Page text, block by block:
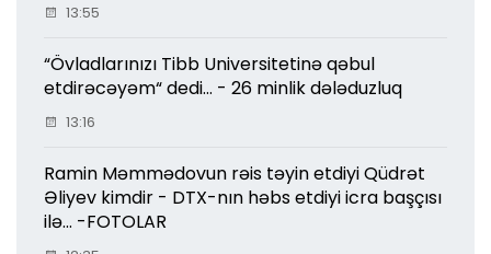
13:55
“Övladlarınızı Tibb Universitetinə qəbul
etdirəcəyəm“ dedi... - 26 minlik dələduzluq
13:16
Ramin Məmmədovun rəis təyin etdiyi Qüdrət
Əliyev kimdir - DTX-nın həbs etdiyi icra başçısı
ilə... -FOTOLAR